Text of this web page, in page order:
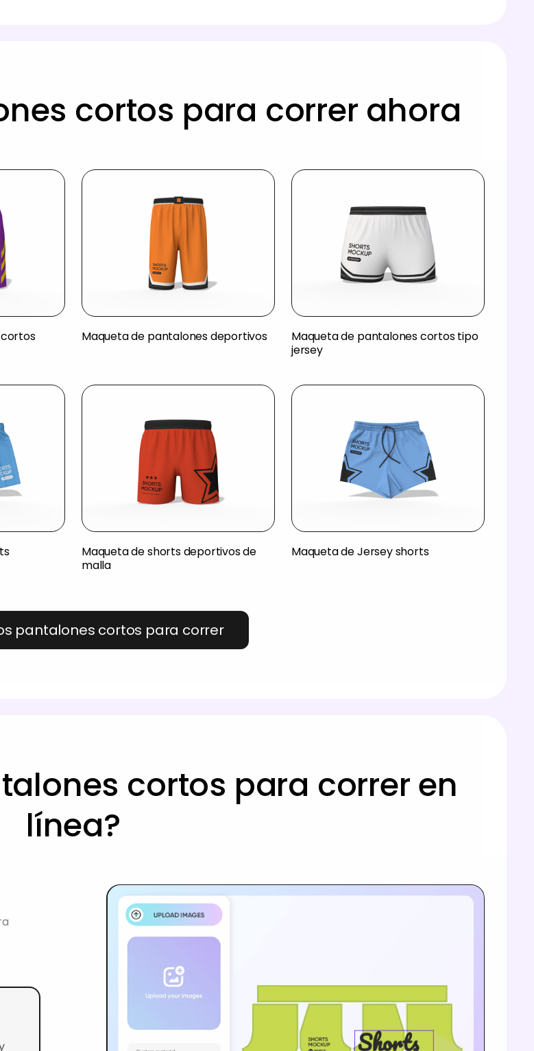
cortos para correr ahora
Maqueta de pantalones deportivos
Maqueta de pantalones cortos tipo
jersey
Maqueta de shorts deportivos de
malla
Maqueta de Jersey shorts
pantalones cortos para correr
cortos para correr en
línea?